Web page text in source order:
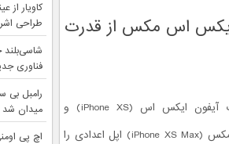
ایکس اس مکس از قدرت
امتیازهای بنچمارک آیفون ایکس اس (iPhone XS) و
آیفون ایکس اس مکس (iPhone XS Max) اپل اعدادی را
طراحی
فناوری
میدان شد